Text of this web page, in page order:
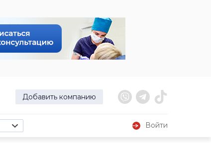
Добавить компанию
Войти